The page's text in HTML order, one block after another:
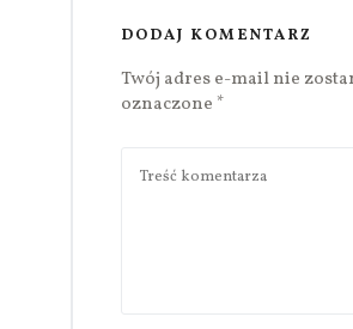
DODAJ KOMENTARZ
Twój adres e-mail nie
oznaczone *